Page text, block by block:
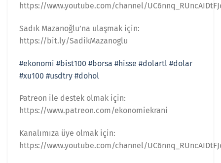
https://www.youtube.com/channel/
Sadık Mazanoğlu’na ulaşmak için:
https://bit.ly/SadikMazanoglu
#ekonomi #bist100 #borsa #hisse #dolartl #dolar
#xu100 #usdtry #dohol
Patreon ile destek olmak için:
https://www.patreon.com/ekonomiekrani
Kanalımıza üye olmak için:
https://www.youtube.com/channel/